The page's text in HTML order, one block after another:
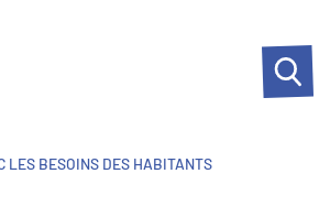
LES BESOINS DES HABITANTS